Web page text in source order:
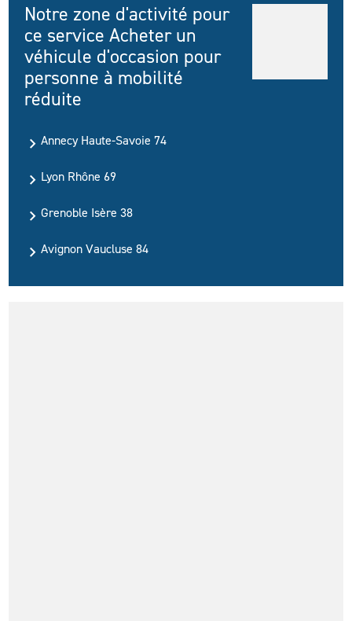
Notre zone d'activité pour
ce service Acheter un
véhicule d'occasion pour
personne à mobilité
réduite
Annecy Haute-Savoie 74
Lyon Rhône 69
Grenoble Isère 38
Avignon Vaucluse 84